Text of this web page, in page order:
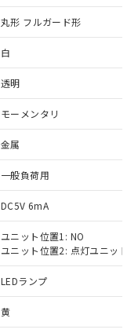
丸形 フルガード形
白
透明
モーメンタリ
金属
一般負荷用
DC5V 6mA
ユニット位置1: NO
ユニット位置2: 点灯ユニット
LEDランプ
黄